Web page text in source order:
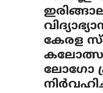
കേരള
ലോഗോ